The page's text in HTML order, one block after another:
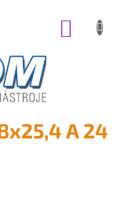
A 24